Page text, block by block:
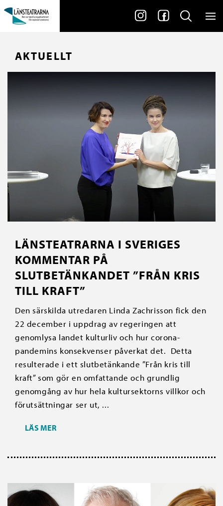
AKTUELLT
LÄNSTEATRARNA I SVERIGES
KOMMENTAR PÅ
SLUTBETÄNKANDET ”FRÅN KRIS
TILL KRAFT”
Den särskilda utredaren Linda Zachrisson fick den
22 december i uppdrag av regeringen att
genomlysa landet kulturliv och hur corona-
pandemins konsekvenser påverkat det. Detta
resulterade i ett slutbetänkande ”Från kris till
kraft” som gör en omfattande och grundlig
genomgång av hur hela kultursektorns villkor och
förutsättningar ser ut, ...
LÄS MER